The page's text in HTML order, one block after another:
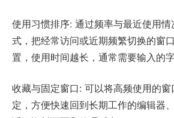
使用习惯排序: 通过频率与最近使用
式，把经常访问或近期频繁切换的窗
置，使用时间越长，通常需要输入的字
收藏与固定窗口: 可以将高频使用的
定，方便快速回到长期工作的编辑器